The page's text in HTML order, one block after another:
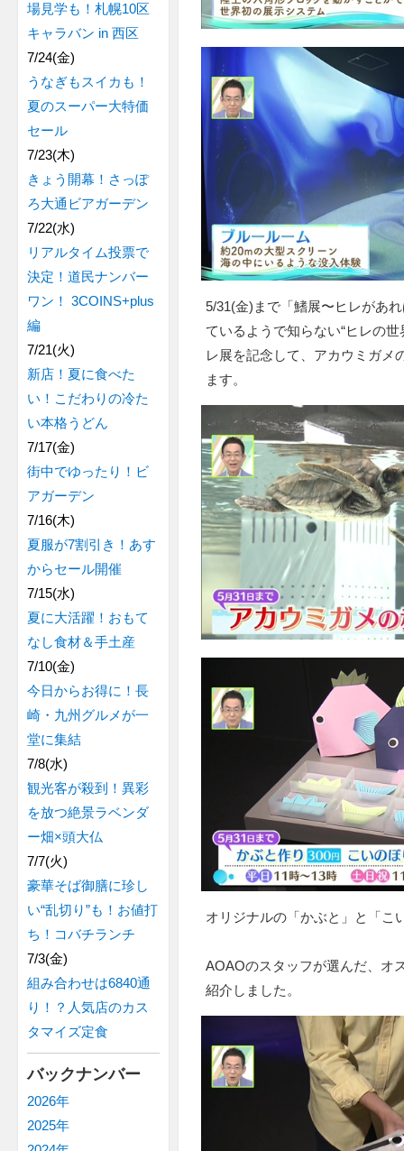
5/31(金)まで「鰭展〜ヒレがあ
ているようで知らない“ヒレの
レ展を記念して、アカウミガメ
ます。
オリジナルの「かぶと」と「こ
AOAOのスタッフが選んだ、オ
紹介しました。
場見学も！札幌10区
キャラバン in 西区
7/24(金)
うなぎもスイカも！
夏のスーパー大特価
セール
7/23(木)
きょう開幕！さっぽ
ろ大通ビアガーデン
7/22(水)
リアルタイム投票で
決定！道民ナンバー
ワン！ 3COINS+plus
編
7/21(火)
新店！夏に食べた
い！こだわりの冷た
い本格うどん
7/17(金)
街中でゆったり！ビ
アガーデン
7/16(木)
夏服が7割引き！あす
からセール開催
7/15(水)
夏に大活躍！おもて
なし食材＆手土産
7/10(金)
今日からお得に！長
崎・九州グルメが一
堂に集結
7/8(水)
観光客が殺到！異彩
を放つ絶景ラベンダ
ー畑×頭大仏
7/7(火)
豪華そば御膳に珍し
い“乱切り”も！お値打
ち！コバチランチ
7/3(金)
組み合わせは6840通
り！？人気店のカス
タマイズ定食
バックナンバー
2026年
2025年